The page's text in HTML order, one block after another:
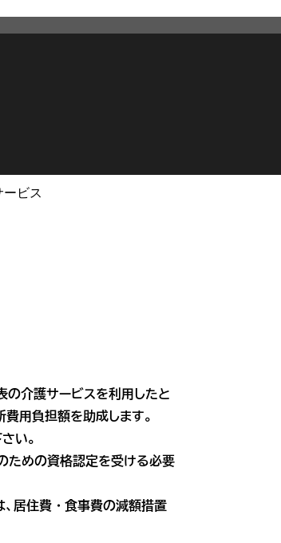
ービス
の介護サービスを利用したと
費用負担額を助成します。
い。
ための資格認定を受ける必要
居住費・食事費の減額措置